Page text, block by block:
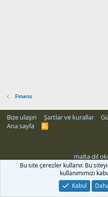
Finans
Bize ulaşın Şartlar ve kurallar
Ana sayfa
R
malta dil
Bu site çerezler kullanır. Bu
kullanımımızı
Kabul